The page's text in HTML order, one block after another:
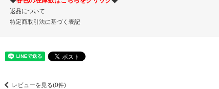
返品について
特定商取引法に基づく表記
レビューを見る(0件)